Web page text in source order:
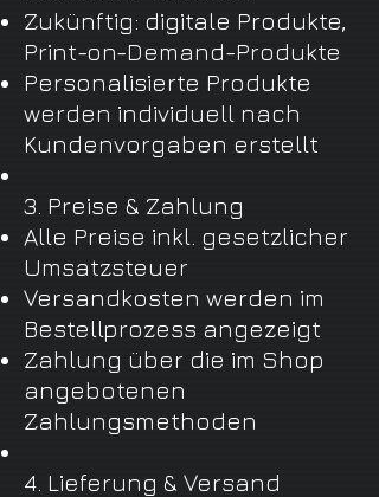
Zukünftig: digitale Produkte,
Print-on-Demand-Produkte
Personalisierte Produkte
werden individuell nach
Kundenvorgaben erstellt
3. Preise & Zahlung
Alle Preise inkl. gesetzlicher
Umsatzsteuer
Versandkosten werden im
Bestellprozess angezeigt
Zahlung über die im Shop
angebotenen
Zahlungsmethoden
4. Lieferung & Versand